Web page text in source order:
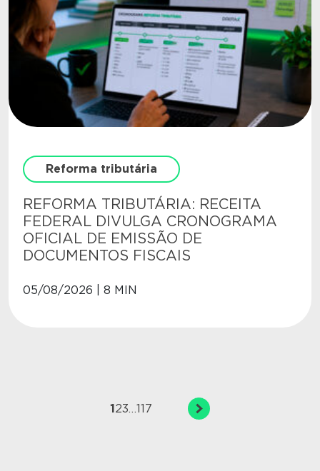
Reforma tributária
REFORMA TRIBUTÁRIA: RECEITA
FEDERAL DIVULGA CRONOGRAMA
OFICIAL DE EMISSÃO DE
DOCUMENTOS FISCAIS
05/08/2026 | 8 MIN
123…117